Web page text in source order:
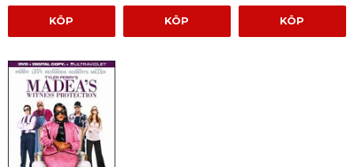
KÖP KÖP KÖP